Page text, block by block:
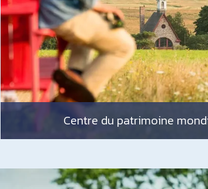
Centre du patrimoine